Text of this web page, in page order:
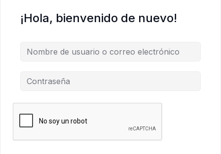
¡Hola, bienvenido de nuevo!